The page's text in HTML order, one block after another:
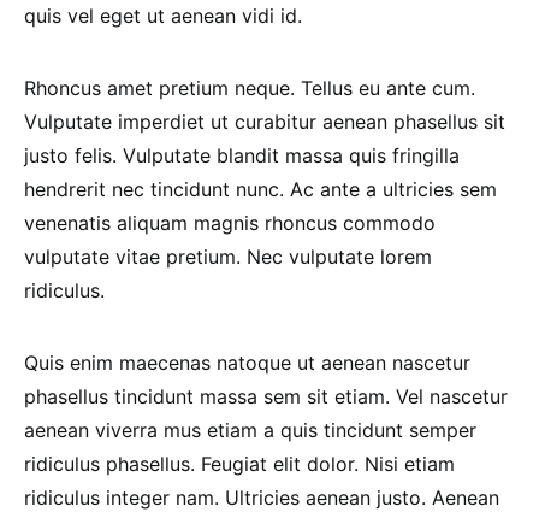
quis vel eget ut aenean vidi id.
Rhoncus amet pretium neque. Tellus eu ante cum.
Vulputate imperdiet ut curabitur aenean phasellus sit
justo felis. Vulputate blandit massa quis fringilla
hendrerit nec tincidunt nunc. Ac ante a ultricies sem
venenatis aliquam magnis rhoncus commodo
vulputate vitae pretium. Nec vulputate lorem
ridiculus.
Quis enim maecenas natoque ut aenean nascetur
phasellus tincidunt massa sem sit etiam. Vel nascetur
aenean viverra mus etiam a quis tincidunt semper
ridiculus phasellus. Feugiat elit dolor. Nisi etiam
ridiculus integer nam. Ultricies aenean justo. Aenean